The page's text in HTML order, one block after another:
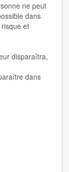
ne peut
dans
et
disparaîtra,
dans